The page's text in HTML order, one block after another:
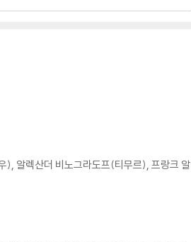
), 알렉산더 비노그라도프(티무르), 프랑크 알